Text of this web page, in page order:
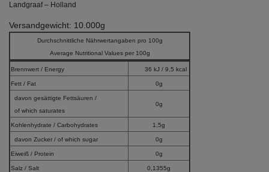
Landgraaf – Holland
Versandgewicht: 10.000g
Durchschnittliche Nährwertangaben pro 100g
Average Nutritional Values per 100g
Brennwert / Energy 36 kJ / 9,5 kcal
Fett / Fat 0g
davon gesättigte Fettsäuren /
of which saturates
0g
Kohlenhydrate / Carbohydrates 1,5g
davon Zucker / of which sugar 0g
Eiweiß / Protein 0g
Salz / Salt 0,1355g